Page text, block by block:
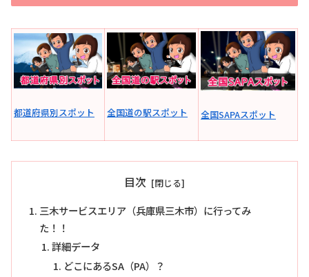
都道府県別スポット 全国道の駅スポット 全国SAPAスポット
目次
三木サービスエリア（兵庫県三木市）に行ってみ
た！！
詳細データ
どこにあるSA（PA）？